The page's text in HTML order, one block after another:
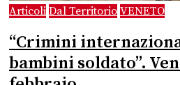
Articoli Dal Territorio VENETO
“Crimini
bambini soldato”.